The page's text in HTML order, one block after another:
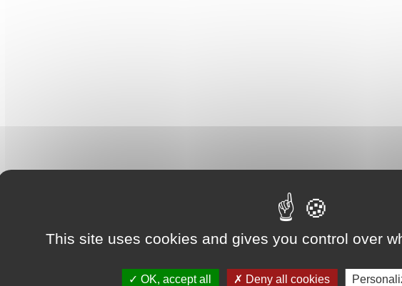
This site uses cookies and gives you control over
OK, accept all Deny all cookies